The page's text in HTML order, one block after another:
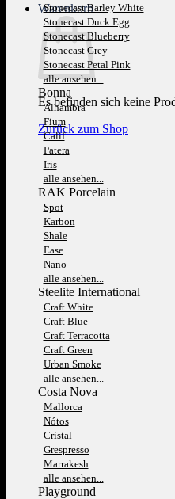
Warenkorb
Es befinden sich keine
Zurück zum Shop
Stonecast Barley White
Stonecast Duck Egg
Stonecast Blueberry
Stonecast Grey
Stonecast Petal Pink
alle ansehen...
Bonna
Alhambra
Fium
Calif
Patera
Iris
alle ansehen...
RAK Porcelain
Spot
Karbon
Shale
Ease
Nano
alle ansehen...
Steelite International
Craft White
Craft Blue
Craft Terracotta
Craft Green
Urban Smoke
alle ansehen...
Costa Nova
Mallorca
Nótos
Cristal
Grespresso
Marrakesh
alle ansehen...
Playground